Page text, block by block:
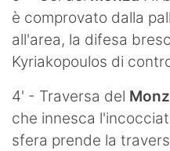
è comprovato dalla
all'area, la difesa
Kyriakopoulos di
4' - Traversa del
che innesca
sfera prende la